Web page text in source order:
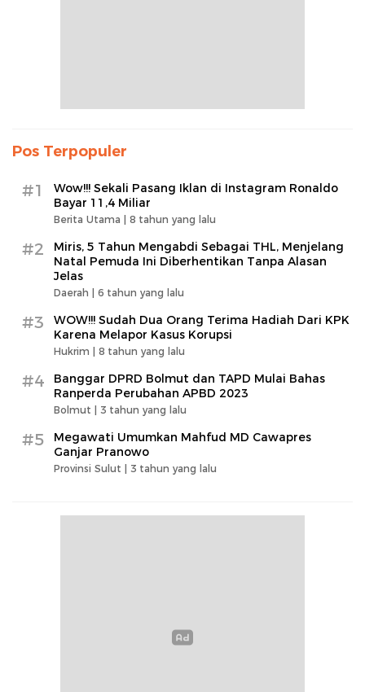
Pos Terpopuler
#1
Wow!!! Sekali Pasang Iklan di Instagram Ronaldo
Bayar 11,4 Miliar
Berita Utama | 8 tahun yang lalu
#2
Miris, 5 Tahun Mengabdi Sebagai THL, Menjelang
Natal Pemuda Ini Diberhentikan Tanpa Alasan
Jelas
Daerah | 6 tahun yang lalu
#3
WOW!!! Sudah Dua Orang Terima Hadiah Dari KPK
Karena Melapor Kasus Korupsi
Hukrim | 8 tahun yang lalu
#4
Banggar DPRD Bolmut dan TAPD Mulai Bahas
Ranperda Perubahan APBD 2023
Bolmut | 3 tahun yang lalu
#5
Megawati Umumkan Mahfud MD Cawapres
Ganjar Pranowo
Provinsi Sulut | 3 tahun yang lalu